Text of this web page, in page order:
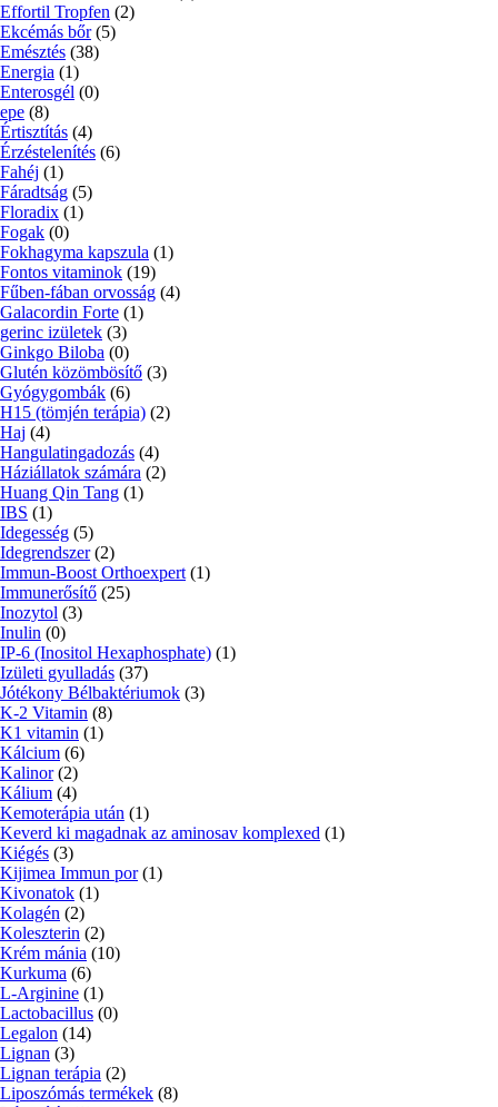
Effortil Tropfen (2)
Ekcémás bőr (5)
Emésztés (38)
Energia (1)
Enterosgél (0)
epe (8)
Értisztítás (4)
Érzéstelenítés (6)
Fahéj (1)
Fáradtság (5)
Floradix (1)
Fogak (0)
Fokhagyma kapszula (1)
Fontos vitaminok (19)
Fűben-fában orvosság (4)
Galacordin Forte (1)
gerinc izületek (3)
Ginkgo Biloba (0)
Glutén közömbösítő (3)
Gyógygombák (6)
H15 (tömjén terápia) (2)
Haj (4)
Hangulatingadozás (4)
Háziállatok számára (2)
Huang Qin Tang (1)
IBS (1)
Idegesség (5)
Idegrendszer (2)
Immun-Boost Orthoexpert (1)
Immunerősítő (25)
Inozytol (3)
Inulin (0)
IP-6 (Inositol Hexaphosphate) (1)
Izületi gyulladás (37)
Jótékony Bélbaktériumok (3)
K-2 Vitamin (8)
K1 vitamin (1)
Kálcium (6)
Kalinor (2)
Kálium (4)
Kemoterápia után (1)
Keverd ki magadnak az aminosav komplexed (1)
Kiégés (3)
Kijimea Immun por (1)
Kivonatok (1)
Kolagén (2)
Koleszterin (2)
Krém mánia (10)
Kurkuma (6)
L-Arginine (1)
Lactobacillus (0)
Legalon (14)
Lignan (3)
Lignan terápia (2)
Liposzómás termékek (8)